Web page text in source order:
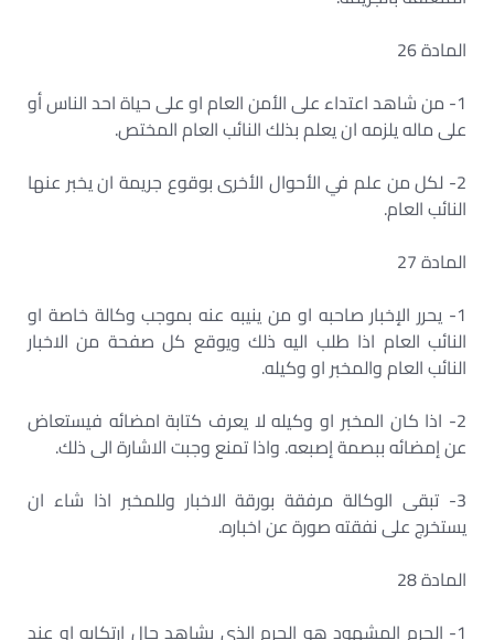
المادة 26
1- من شاهد اعتداء على الأمن العام او على حياة احد الناس أو
على ماله يلزمه ان يعلم بذلك النائب العام المختص.
2- لكل من علم في الأحوال الأخرى بوقوع جريمة ان يخبر عنها
النائب العام.
المادة 27
1- يحرر الإخبار صاحبه او من ينيبه عنه بموجب وكالة خاصة او
النائب العام اذا طلب اليه ذلك ويوقع كل صفحة من الاخبار
النائب العام والمخبر او وكيله.
2- اذا كان المخبر او وكيله لا يعرف كتابة امضائه فيستعاض
عن إمضائه ببصمة إصبعه. واذا تمنع وجبت الاشارة الى ذلك.
3- تبقى الوكالة مرفقة بورقة الاخبار وللمخبر اذا شاء ان
يستخرج على نفقته صورة عن اخباره.
المادة 28
1- الجرم المشهود هو الجرم الذي يشاهد حال ارتكابه او عند